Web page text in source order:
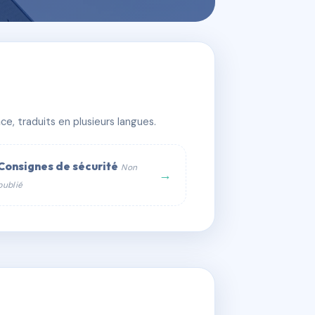
traduits en plusieurs langues.
de sécurité Non
→